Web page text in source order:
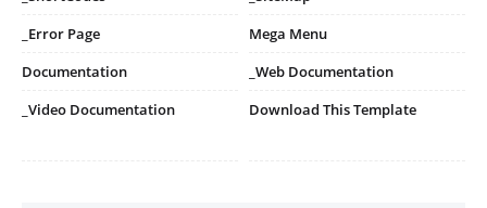
_Error Page
Mega Menu
Documentation
_Web Documentation
_Video Documentation
Download This Template